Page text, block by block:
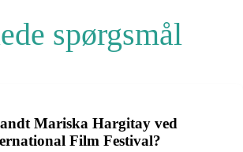
spørgsmål
Mariska Hargitay ved
Film Festival?